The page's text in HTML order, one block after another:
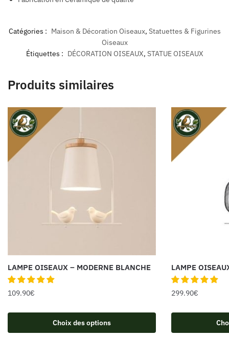
Catégories : Maison & Décoration Oiseaux, Statuettes & Figurines
Oiseaux
Étiquettes : DÉCORATION OISEAUX, STATUE OISEAUX
Produits similaires
LAMPE OISEAUX – MODERNE BLANCHE
109.90€
Choix des options
LAMPE
299.90€